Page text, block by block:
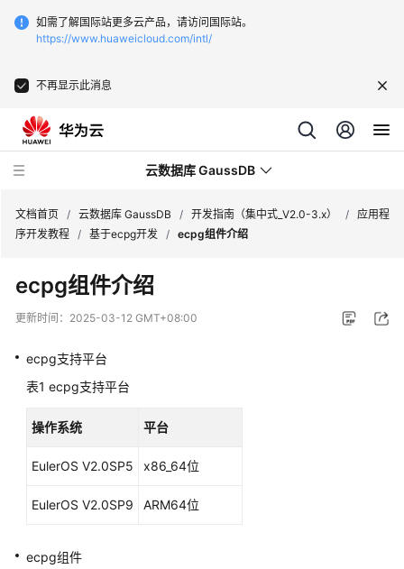
如需了解国际站更多云产品，请访问国际站。
https://www.huaweicloud.com/intl/
不再显示此消息
云数据库 GaussDB
新
动
务
告
产
介
文档首页 / 云数据库 GaussDB / 开发指南（集中式_V2.0-3.x） / 应用程
序开发教程 / 基于ecpg开发 / ecpg组件介绍
ecpg组件介绍
更新时间： 2025-03-12 GMT+08:00
ecpg支持平台
表1 ecpg支持平台
操作系统 平台
EulerOS V2.0SP5 x86_64位
EulerOS V2.0SP9 ARM64位
ecpg组件